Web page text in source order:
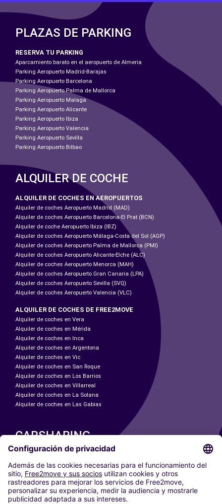
PLAZAS DE PARKING
RESERVA TU PARKING
Aparcamiento barato en el aeropuerto de Almeria
Parking Aeropuerto Madrid-Barajas
Parking Aeropuerto Barcelona
Parking Aeropuerto Palma de Mallorca
Parking Aeropuerto Malaga
Parking Aeropuerto Alicante
Parking Aeropuerto Ibiza
Parking Aeropuerto Valencia
Parking Aeropuerto Sevilla
Parking Aeropuerto Bilbao
ALQUILER DE COCHE
ALQUILER DE COCHES EN AEROPUERTOS
Alquiler de coches Aeropuerto Madrid (MAD)
Alquiler de coches Aeropuerto Barcelona-El Prat (BCN)
Alquiler de coche Aeropuerto Ibiza (IBZ)
Alquiler de coches Aeropuerto Málaga-Costa del Sol (AGP)
Alquiler de coches Aeropuerto Palma de Mallorca (PMI)
Alquiler de coches Aeropuerto Alicante-Elche (ALC)
Alquiler de coches Aeropuerto Menorca (MAH)
Alquiler de coches Aeropuerto Gran Canaria (LPA)
Alquiler de coches Aeropuerto Sevilla (SVQ)
Alquiler de coches Aeropuerto Valencia (VLC)
ALQUILER DE COCHES DE FREE2MOVE
Alquiler de coches en Vera
Alquiler de coches en Mérida
Alquiler de coches en Inca
Alquiler de coches en Argentona
Alquiler de coches en Vic
Alquiler de coches en San Roque
Alquiler de coches en Los Barrios
Alquiler de coches en Villarreal
Alquiler de coches en La Solana
Alquiler de coches en Las Gabias
CARSHARING
NUESTRAS CIUDADES
Paris
Madrid
Washington DC
Milán
Roma